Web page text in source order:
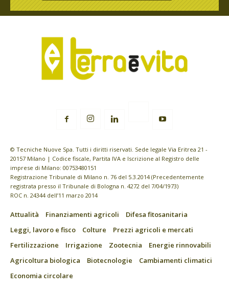
© Tecniche Nuove Spa. Tutti i diritti riservati. Sede legale Via Eritrea 21 -
20157 Milano | Codice fiscale, Partita IVA e Iscrizione al Registro delle
imprese di Milano: 00753480151
Registrazione Tribunale di Milano n. 76 del 5.3.2014 (Precedentemente
registrata presso il Tribunale di Bologna n. 4272 del 7/04/1973)
ROC n. 24344 dell’11 marzo 2014
Attualità Finanziamenti agricoli
Difesa fitosanitaria
Leggi, lavoro e fisco
Colture
Prezzi agricoli e mercati
Fertilizzazione
Irrigazione Zootecnia
Energie rinnovabili
Agricoltura biologica
Biotecnologie
Cambiamenti climatici
Economia circolare